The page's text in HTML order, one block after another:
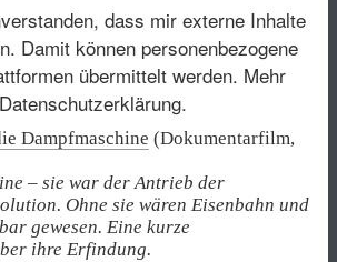
dass mir externe Inhalte
Damit können personenbezogene
übermittelt werden. Mehr
Dampfmaschine (Dokumentarfilm,
– sie war der Antrieb der
Ohne sie wären Eisenbahn und
gewesen. Eine kurze
ihre Erfindung.